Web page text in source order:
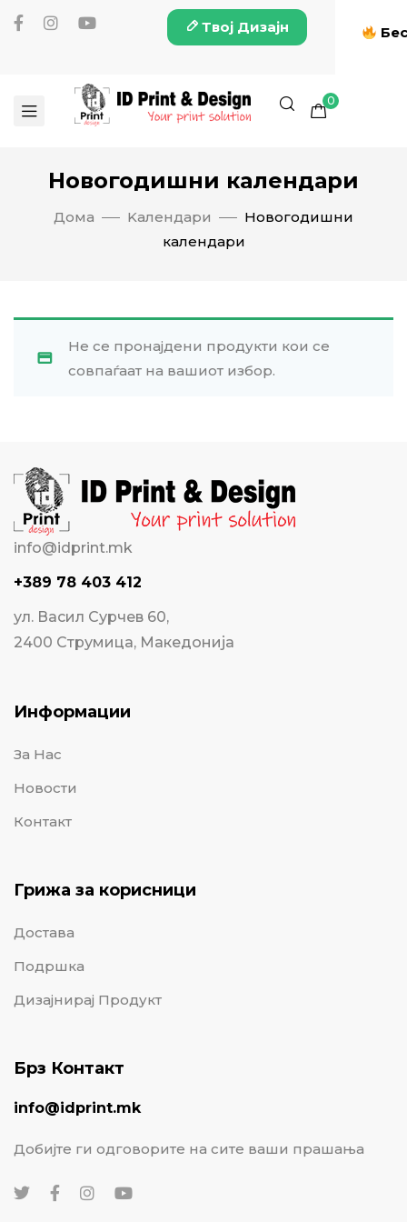
Твој Дизајн
0
Новогодишни календари
Дома Kалендари
Новогодишни
календари
Не се пронајдени продукти кои се
совпаѓаат на вашиот избор.
info@idprint.mk
+389 78 403 412
ул. Васил Сурчев 60,
2400 Струмица, Македонија
Информации
За Нас
Новости
Контакт
Грижа за корисници
Достава
Подршка
Дизајнирај Продукт
Брз Контакт
info@idprint.mk
Добијте ги одговорите на сите ваши прашања